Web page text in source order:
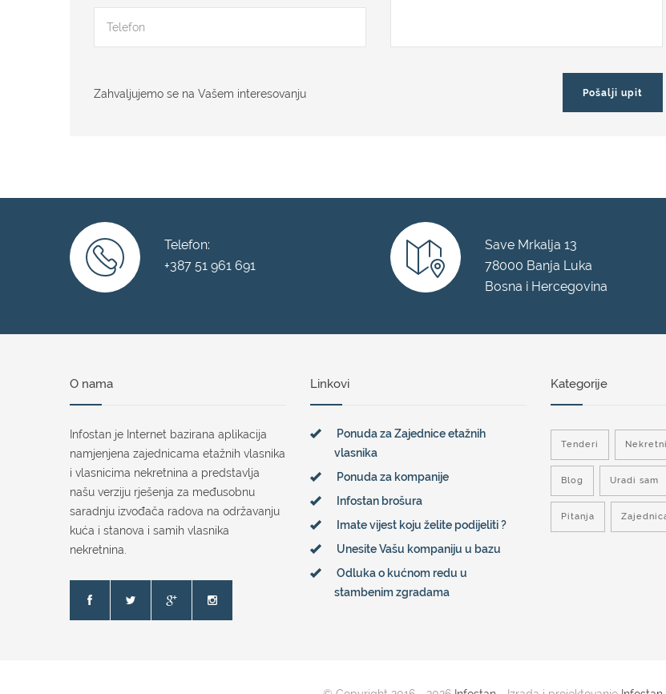
Zahvaljujemo se na Vašem interesovanju
Telefon:
+387 51 961 691
Save Mrkalja 13
78000 Banja Luka
Bosna i Hercegovina
O nama
Infostan je Internet bazirana aplikacija
namjenjena zajednicama etažnih vlasnika
i vlasnicima nekretnina a predstavlja
našu verziju rješenja za međusobnu
saradnju izvođača radova na održavanju
kuća i stanova i samih vlasnika
nekretnina.
Linkovi
Ponuda za Zajednice etažnih
vlasnika
Ponuda za kompanije
Infostan brošura
Imate vijest koju želite podijeliti ?
Unesite Vašu kompaniju u bazu
Odluka o kućnom redu u
stambenim zgradama
Kategorije
Tenderi
Blog Uradi sam
Pitanja